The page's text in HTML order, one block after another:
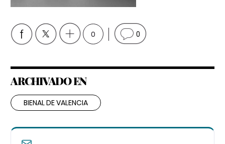
0 0
ARCHIVADO EN
BIENAL DE VALENCIA